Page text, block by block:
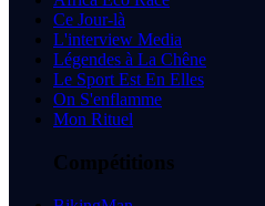
Ce Jour-là
L'interview Media
Légendes à La Chêne
Le Sport Est En Elles
On S'enflamme
Mon Rituel
Compétitions